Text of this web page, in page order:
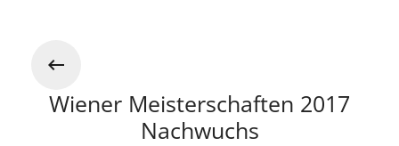
Wiener Meisterschaften 2017
Nachwuchs